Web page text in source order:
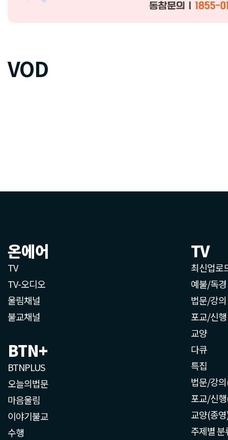
VOD
온에어
TV
TV-오디오
울림채널
불교채널
BTN+
BTNPLUS
오늘의법문
마음울림
이야기불교
수행
TV
최신업로
예불/독경
법문/강의
포교/신행
교양
다큐
특집
법문/강
포교/신
교양(종
주제별 분